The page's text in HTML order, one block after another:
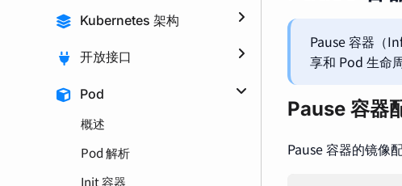
Kubernetes 架构
开放接口
Pod
概述
Pod 解析
Init 容器
Pause 容器（
享和 Pod 生命
Pause 容器
Pause 容器的镜像